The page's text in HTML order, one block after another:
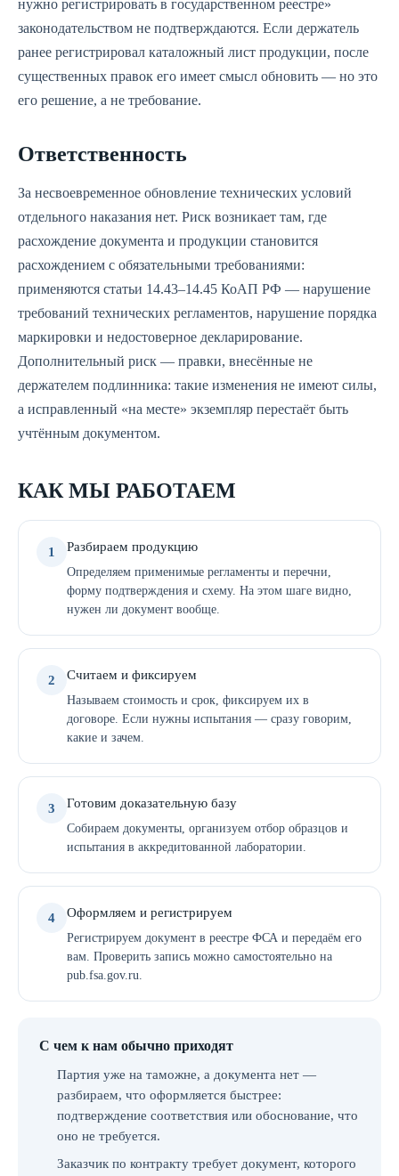
нужно регистрировать в государственном реестре»
законодательством не подтверждаются. Если держатель
ранее регистрировал каталожный лист продукции, после
существенных правок его имеет смысл обновить — но это
его решение, а не требование.
Ответственность
За несвоевременное обновление технических условий
отдельного наказания нет. Риск возникает там, где
расхождение документа и продукции становится
расхождением с обязательными требованиями:
применяются статьи 14.43–14.45 КоАП РФ — нарушение
требований технических регламентов, нарушение порядка
маркировки и недостоверное декларирование.
Дополнительный риск — правки, внесённые не
держателем подлинника: такие изменения не имеют силы,
а исправленный «на месте» экземпляр перестаёт быть
учтённым документом.
КАК МЫ РАБОТАЕМ
1 Разбираем продукцию
Определяем применимые регламенты и перечни,
форму подтверждения и схему. На этом шаге видно,
нужен ли документ вообще.
2 Считаем и фиксируем
Называем стоимость и срок, фиксируем их в
договоре. Если нужны испытания — сразу говорим,
какие и зачем.
3 Готовим доказательную базу
Собираем документы, организуем отбор образцов и
испытания в аккредитованной лаборатории.
4 Оформляем и регистрируем
Регистрируем документ в реестре ФСА и передаём его
вам. Проверить запись можно самостоятельно на
pub.fsa.gov.ru.
С чем к нам обычно приходят
Партия уже на таможне, а документа нет —
разбираем, что оформляется быстрее:
подтверждение соответствия или обоснование, что
оно не требуется.
Заказчик по контракту требует документ, которого